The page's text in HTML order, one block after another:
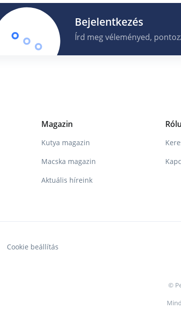
Bejelentkezés
Írd meg véleményed,
Magazin
Kutya magazin
Macska magazin
Aktuális híreink
Cookie beállítás
©